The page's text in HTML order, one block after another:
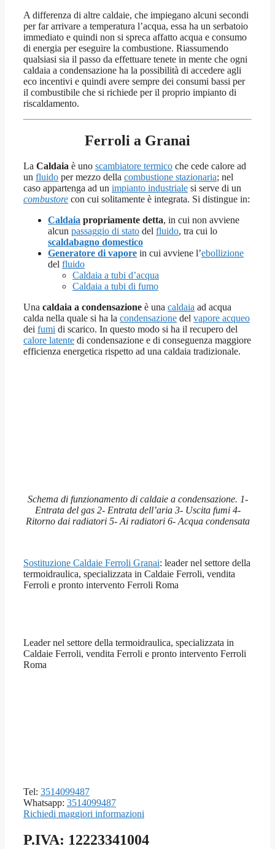
A differenza di altre caldaie, che impiegano alcuni secondi
per far arrivare a temperatura l’acqua, essa ha un serbatoio
immediato e quindi non si spreca affatto acqua e consumo
di energia per eseguire la combustione. Riassumendo
qualsiasi sia il passo da effettuare tenete in mente che ogni
caldaia a condensazione ha la possibilità di accedere agli
eco incentivi e quindi avere sempre dei consumi bassi per
il combustibile che si richiede per il proprio impianto di
riscaldamento.
Ferroli a Granai
La Caldaia è uno scambiatore termico che cede calore ad
un fluido per mezzo della combustione stazionaria; nel
caso appartenga ad un impianto industriale si serve di un
combustore con cui solitamente è integrata. Si distingue in:
Caldaia propriamente detta, in cui non avviene
alcun passaggio di stato del fluido, tra cui lo
scaldabagno domestico
Generatore di vapore in cui avviene l’ebollizione
del fluido
Caldaia a tubi d’acqua
Caldaia a tubi di fumo
Una caldaia a condensazione è una caldaia ad acqua
calda nella quale si ha la condensazione del vapore acqueo
dei fumi di scarico. In questo modo si ha il recupero del
calore latente di condensazione e di conseguenza maggiore
efficienza energetica rispetto ad una caldaia tradizionale.
Schema di funzionamento di caldaie a condensazione. 1-
Entrata del gas 2- Entrata dell’aria 3- Uscita fumi 4-
Ritorno dai radiatori 5- Ai radiatori 6- Acqua condensata
Sostituzione Caldaie Ferroli Granai: leader nel settore della
termoidraulica, specializzata in Caldaie Ferroli, vendita
Ferroli e pronto intervento Ferroli Roma
Leader nel settore della termoidraulica, specializzata in
Caldaie Ferroli, vendita Ferroli e pronto intervento Ferroli
Roma
Tel: 3514099487
Whatsapp: 3514099487
Richiedi maggiori informazioni
P.IVA: 12223341004